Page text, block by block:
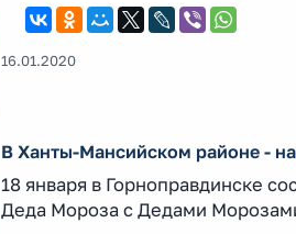
16.01.2020
В Ханты-Мансийском районе -
18 января в Горноправдинске
Деда Мороза с Дедами